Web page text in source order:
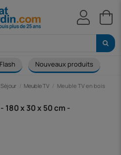
Nouveaux produits
Séjour Meuble TV Meuble TV en bois
180 x 30 x 50 cm -